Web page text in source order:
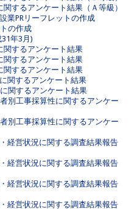
するアンケート結果（Ａ等級）
業PRリーフレットの作成
の作成
年3月)
関するアンケート結果
関するアンケート結果
関するアンケート結果
関するアンケート結果
関するアンケート結果
別工事採算性に関するアンケー
別工事採算性に関するアンケー
経営状況に関する調査結果報告
経営状況に関する調査結果報告
経営状況に関する調査結果報告
経営状況に関する調査結果報告